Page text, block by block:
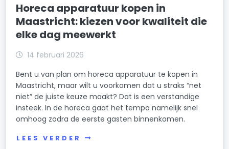
Horeca apparatuur kopen in
Maastricht: kiezen voor kwaliteit die
elke dag meewerkt
14 februari 2026
Bent u van plan om horeca apparatuur te kopen in
Maastricht, maar wilt u voorkomen dat u straks “net
niet” de juiste keuze maakt? Dat is een verstandige
insteek. In de horeca gaat het tempo namelijk snel
omhoog zodra de eerste gasten binnenkomen.
LEES VERDER